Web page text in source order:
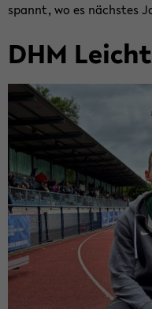
spannt, wo es nächs­tes
DHM